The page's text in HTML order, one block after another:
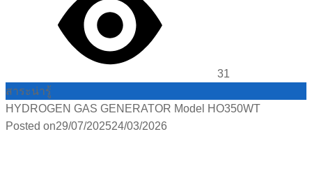
31
สาระน่ารู้
HYDROGEN GAS GENERATOR Model HO350WT
Posted on29/07/202524/03/2026